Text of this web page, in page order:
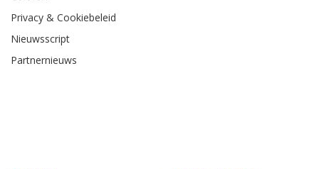
Privacy & Cookiebeleid
Nieuwsscript
Partnernieuws